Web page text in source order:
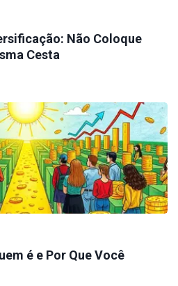
Não Coloque
Cesta
é e Por Que Você